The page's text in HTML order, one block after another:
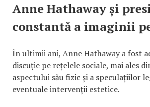
Anne Hathaway și
constantă a imaginii
În ultimii ani, Anne Hathaway a fost
discuție pe rețelele sociale, mai ales
aspectului său fizic și a speculațiilor
eventuale intervenții estetice.